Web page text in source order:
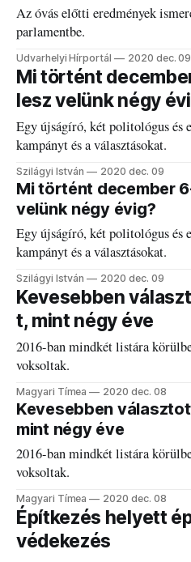
Az óvás előtti eredmények
parlamentbe.
Udvarhelyi Hírportál 2020 dec. 09
Mi történt
lesz velünk négy
Egy újságíró, két politológus és
kampányt és a választásokat.
Szilágyi István 2020 dec. 09
Mi történt december
velünk négy évig?
Egy újságíró, két politológus és
kampányt és a választásokat.
Szilágyi István 2020 dec. 09
Kevesebben
t, mint négy éve
2016-ban mindkét listára
voksoltak.
Magyari Tímea 2020 dec. 08
Kevesebben
mint négy éve
2016-ban mindkét listára
voksoltak.
Magyari Tímea 2020 dec. 08
Építkezés helyett
védekezés